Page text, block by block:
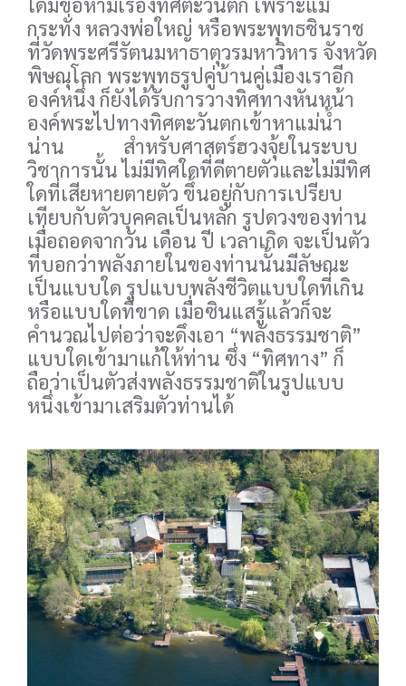
กระทั่ง หลวงพ่อใหญ่ หรือพระพุทธชินราช
ที่วัดพระศรีรัตนมหาธาตุวรมหาวิหาร จังหวัด
พิษณุโลก พระพุทธรูปคู่บ้านคู่เมืองเราอีก
องค์หนึ่ง ก็ยังได้รับการวางทิศทางหันหน้า
องค์พระไปทางทิศตะวันตกเข้าหาแม่น้ำ
น่าน สำหรับศาสตร์ฮวงจุ้ยในระบบ
วิชาการนั้น ไม่มีทิศใดที่ดีตายตัวและไม่มีทิศ
ใดที่เสียหายตายตัว ขึ้นอยู่กับการเปรียบ
เทียบกับตัวบุคคลเป็นหลัก รูปดวงของท่าน
เมื่อถอดจากวัน เดือน ปี เวลาเกิด จะเป็นตัว
ที่บอกว่าพลังภายในของท่านนั้นมีลัษณะ
เป็นแบบใด รูปแบบพลังชีวิตแบบใดที่เกิน
หรือแบบใดที่ขาด เมื่อซินแสรู้แล้วก็จะ
คำนวณไปต่อว่าจะดึงเอา “พลังธรรมชาติ”
แบบใดเข้ามาแก้ให้ท่าน ซึ่ง “ทิศทาง” ก็
ถือว่าเป็นตัวส่งพลังธรรมชาติในรูปแบบ
หนึ่งเข้ามาเสริมตัวท่านได้